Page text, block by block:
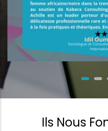
Ils Nous